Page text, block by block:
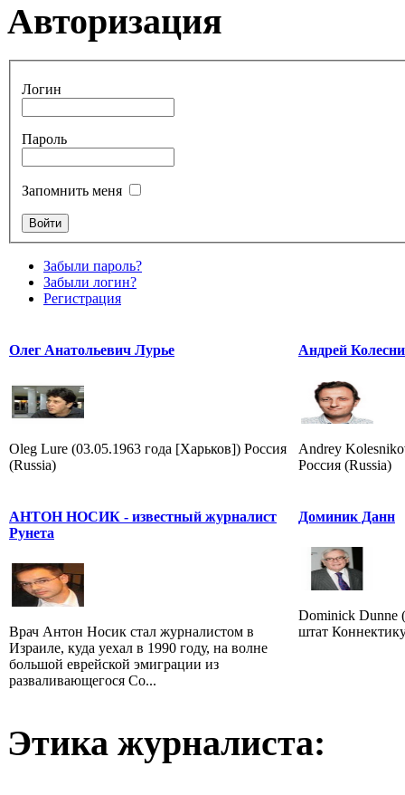
Авторизация
Логин
Пароль
Запомнить меня
Забыли пароль?
Забыли логин?
Регистрация
Олег Анатольевич Лурье
Oleg Lure (03.05.1963 года [Харьков]) Россия
(Russia)
Андрей
Andrey
Россия (Russia)
АНТОН НОСИК - известный журналист
Рунета
Врач Антон Носик стал журналистом в
Израиле, куда уехал в 1990 году, на волне
большой еврейской эмиграции из
разваливающегося Со...
Доминик Данн
Dominick Dunne
штат
Этика журналиста: